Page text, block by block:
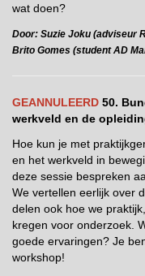
wat doen?
Door: Suzie Joku (adviseur
Brito Gomes (student AD
GEANNULEERD 50.
werkveld en de
Hoe kun je met
en het werkveld in
deze sessie bespreken
We vertellen eerlijk over
delen ook hoe we
kregen voor onderzoek.
goede ervaringen? Je
workshop!